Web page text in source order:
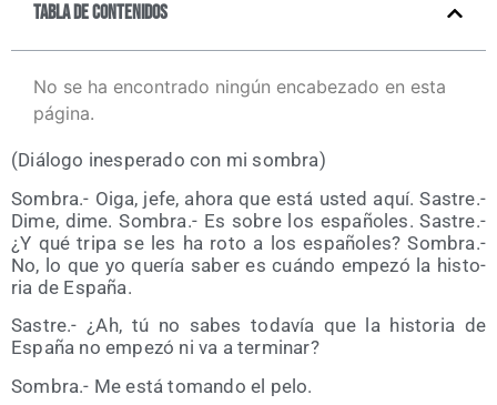
Tabla de contenidos
No se ha encontrado ningún encabezado en esta
página.
(Diá­lo­go ines­pe­ra­do con mi sombra)
Som­bra.- Oiga, jefe, aho­ra que está usted aquí. Sas­tre.-
Dime, dime. Som­bra.- Es sobre los espa­ño­les. Sas­tre.-
¿Y qué tri­pa se les ha roto a los espa­ño­les? Som­bra.-
No, lo que yo que­ría saber es cuán­do empe­zó la his­to­
ria de España.
Sas­tre.- ¿Ah, tú no sabes toda­vía que la his­to­ria de
Espa­ña no empe­zó ni va a terminar?
Som­bra.- Me está toman­do el pelo.